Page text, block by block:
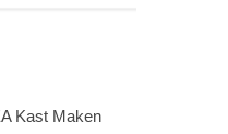
Kast Maken